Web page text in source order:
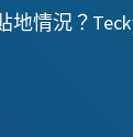
情況？